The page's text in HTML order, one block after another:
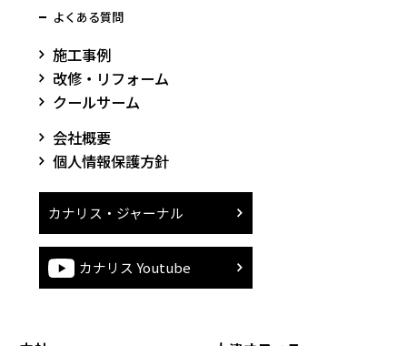
よくある質問
施工事例
改修・リフォーム
クールサーム
会社概要
個人情報保護方針
カナリス・ジャーナル
カナリス Youtube